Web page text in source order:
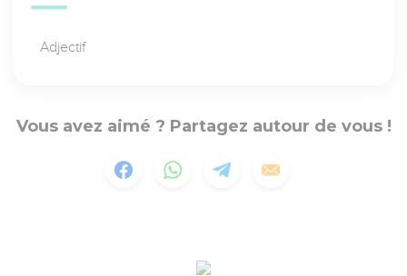
Adjectif
Vous avez aimé ? Partagez autour de vous !